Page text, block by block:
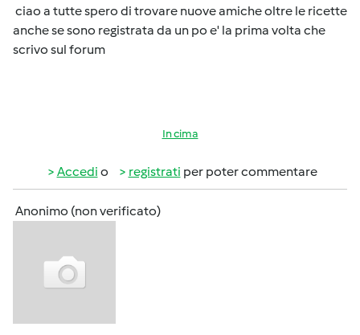
ciao a tutte spero di trovare nuove amiche oltre le ricette
anche se sono registrata da un po e' la prima volta che
scrivo sul forum
In cima
Accedi o registrati per poter commentare
Anonimo (non verificato)